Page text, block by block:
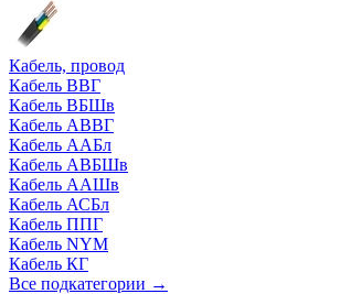
Кабель, провод
Кабель ВВГ
Кабель ВБШв
Кабель АВВГ
Кабель ААБл
Кабель АВБШв
Кабель ААШв
Кабель АСБл
Кабель ППГ
Кабель NYM
Кабель КГ
Все подкатегории →